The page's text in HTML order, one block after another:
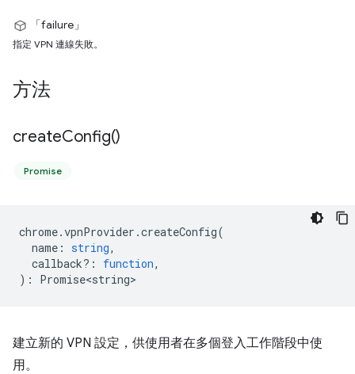
「failure」
指定 VPN 連線失敗。
方法
createConfig()
Promise
chrome.vpnProvider .createConfig(
name : string,
callback? : function,
) : Promise<string>
建立新的 VPN 設定，供使用者在多個登入工作階段中使
用。